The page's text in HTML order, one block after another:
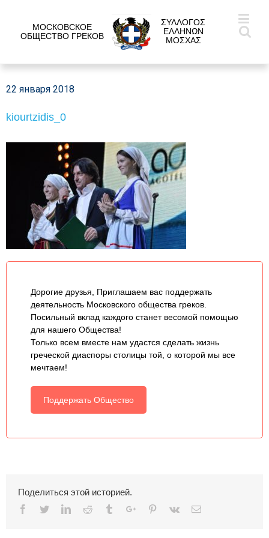
МОСКОВСКОЕ
ОБЩЕСТВО ГРЕКОВ
ΣΥΛΛΟΓΟΣ
ΕΛΛΗΝΩΝ
ΜΟΣΧΑΣ
22 января 2018
kiourtzidis_0
Дорогие друзья, Приглашаем вас поддержать
деятельность Московского общества греков.
Посильный вклад каждого станет весомой помощью
для нашего Общества!
Только всем вместе нам удастся сделать жизнь
греческой диаспоры столицы той, о которой мы все
мечтаем!
Поддержать Общество
Поделиться этой историей.
Facebook
TwitterLinkedinReddit TumblrGoogle+Pinterest
Vk Email